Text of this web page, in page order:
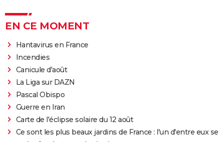
EN CE MOMENT
Hantavirus en France
Incendies
Canicule d'août
La Liga sur DAZN
Pascal Obispo
Guerre en Iran
Carte de l'éclipse solaire du 12 août
Ce sont les plus beaux jardins de France : l'un d'entre eux se